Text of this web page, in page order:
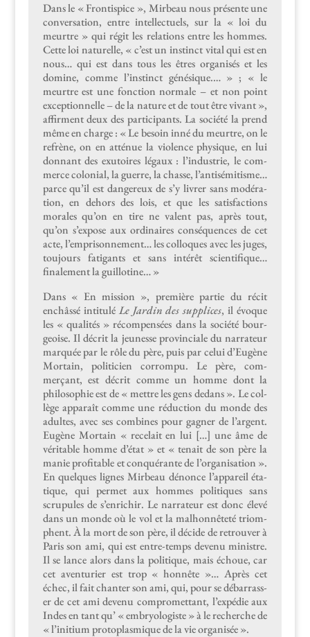
Dans le « Fron­tispice », Mir­beau nous présente une
con­ver­sa­tion, entre intel­lectuels, sur la « loi du
meurtre » qui régit les rela­tions entre les hommes.
Cette loi naturelle, « c’est un instinct vital qui est en
nous… qui est dans tous les êtres organ­isés et les
domine, comme l’in­stinct génésique.… » ; « le
meurtre est une fonc­tion nor­male – et non point
excep­tion­nelle – de la nature et de tout être vivant »,
affir­ment deux des par­tic­i­pants. La société la prend
même en charge : « Le besoin inné du meurtre, on le
refrène, on en atténue la vio­lence physique, en lui
don­nant des exu­toires légaux : l’in­dus­trie, le com­
merce colo­nial, la guerre, la chas­se, l’an­tisémitisme…
parce qu’il est dan­gereux de s’y livr­er sans mod­éra­
tion, en dehors des lois, et que les sat­is­fac­tions
morales qu’on en tire ne valent pas, après tout,
qu’on s’ex­pose aux ordi­naires con­séquences de cet
acte, l’emprisonnement… les col­lo­ques avec les juges,
tou­jours fati­gants et sans intérêt sci­en­tifique…
finale­ment la guillotine… »
Dans « En mis­sion », pre­mière par­tie du réc­it
enchâssé inti­t­ulé Le Jardin des sup­plices, il évoque
les « qual­ités » récom­pen­sées dans la société bour­
geoise. Il décrit la jeunesse provin­ciale du nar­ra­teur
mar­quée par le rôle du père, puis par celui d’Eugène
Mor­tain, politi­cien cor­rompu. Le père, com­
merçant, est décrit comme un homme dont la
philoso­phie est de « met­tre les gens dedans ». Le col­
lège appa­raît comme une réduc­tion du monde des
adultes, avec ses com­bines pour gag­n­er de l’ar­gent.
Eugène Mor­tain « rece­lait en lui […] une âme de
véri­ta­ble homme d’é­tat » et « tenait de son père la
manie prof­itable et con­quérante de l’or­gan­i­sa­tion ».
En quelques lignes Mir­beau dénonce l’ap­pareil éta­
tique, qui per­met aux hommes poli­tiques sans
scrupules de s’en­richir. Le nar­ra­teur est donc élevé
dans un monde où le vol et la mal­hon­nêteté tri­om­
phent. À la mort de son père, il décide de retrou­ver à
Paris son ami, qui est entre-temps devenu min­istre.
Il se lance alors dans la poli­tique, mais échoue, car
cet aven­turi­er est trop « hon­nête »… Après cet
échec, il fait chanter son ami, qui, pour se débar­rass­
er de cet ami devenu com­pro­met­tant, l’expédie aux
Indes en tant qu’ « embry­ol­o­giste » à le recherche de
« l’initium pro­to­plas­mique de la vie organisée ».